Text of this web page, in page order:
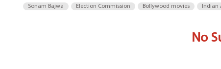
Sonam Bajwa Election Commission Bollywood movies Indian
No